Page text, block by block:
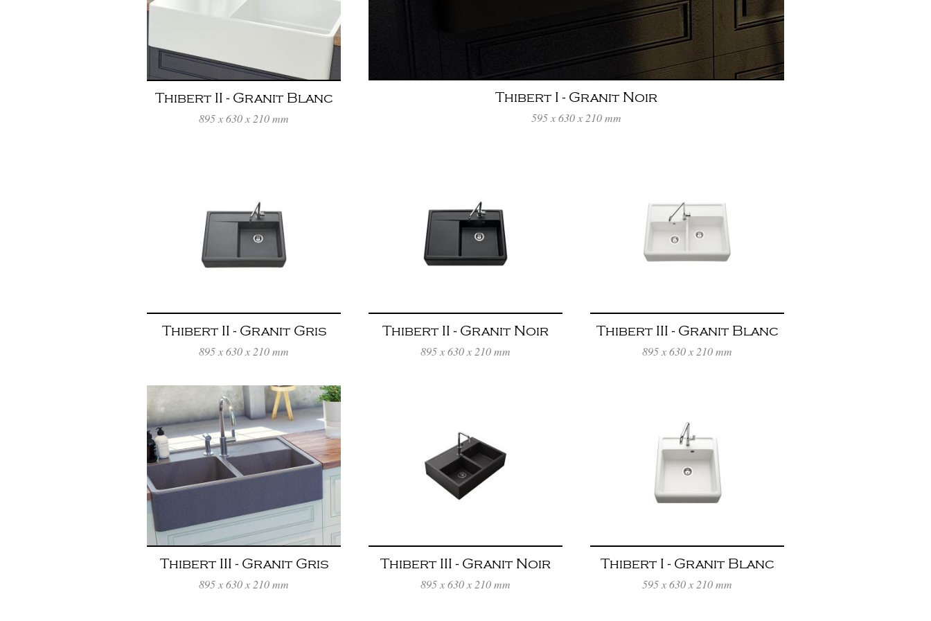
Thibert I - Granit Noir
595 x 630 x 210 mm
Thibert II - Granit Blanc
895 x 630 x 210 mm
Thibert II - Granit Gris
Titanium
895 x 630 x 210 mm
Thibert II - Granit Noir
895 x 630 x 210 mm
Thibert III - Granit Blanc
895 x 630 x 210 mm
Thibert III - Granit Gris
Titanium
895 x 630 x 210 mm
Thibert III - Granit Noir
895 x 630 x 210 mm
Thibert I - Granit Blanc
595 x 630 x 210 mm